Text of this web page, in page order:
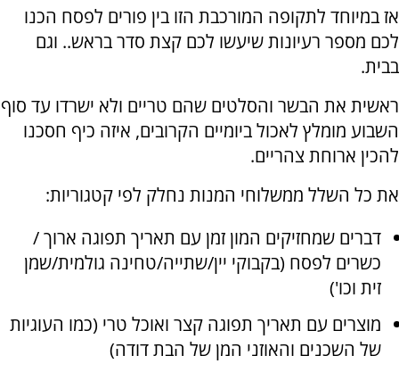
אז במיוחד לתקופה המורכבת הזו בין פורים לפסח הכנו
לכם מספר רעיונות שיעשו לכם קצת סדר בראש.. וגם
בבית.
ראשית את הבשר והסלטים שהם טריים ולא ישרדו עד סוף
השבוע מומלץ לאכול ביומיים הקרובים, איזה כיף חסכנו
להכין ארוחת צהריים.
את כל השלל ממשלוחי המנות נחלק לפי קטגוריות:
דברים שמחזיקים המון זמן עם תאריך תפוגה ארוך /
כשרים לפסח (בקבוקי יין/שתייה/טחינה גולמית/שמן
זית וכו')
מוצרים עם תאריך תפוגה קצר ואוכל טרי (כמו העוגיות
של השכנים והאוזני המן של הבת דודה)